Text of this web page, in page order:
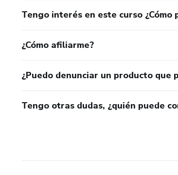
Tengo interés en este curso ¿Cómo
¿Cómo afiliarme?
¿Puedo denunciar un producto que
Tengo otras dudas, ¿quién puede